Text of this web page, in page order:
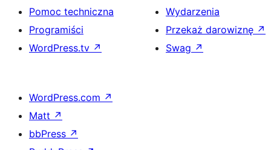
Pomoc techniczna
Programiści
WordPress.tv ↗
Wydarzenia
Przekaż darowiznę ↗
Swag ↗
WordPress.com ↗
Matt ↗
bbPress ↗